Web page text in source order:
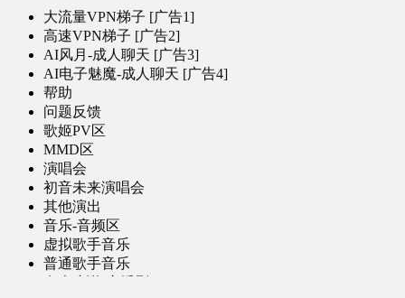
大流量VPN梯子 [广告1]
高速VPN梯子 [广告2]
AI风月-成人聊天 [广告3]
AI电子魅魔-成人聊天 [广告4]
帮助
问题反馈
歌姬PV区
MMD区
演唱会
初音未来演唱会
其他演出
音乐-音频区
虚拟歌手音乐
普通歌手音乐